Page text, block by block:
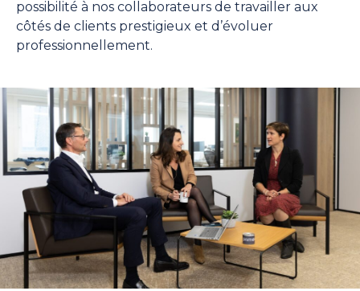
possibilité à nos collaborateurs de travailler aux
côtés de clients prestigieux et d’évoluer
professionnellement.